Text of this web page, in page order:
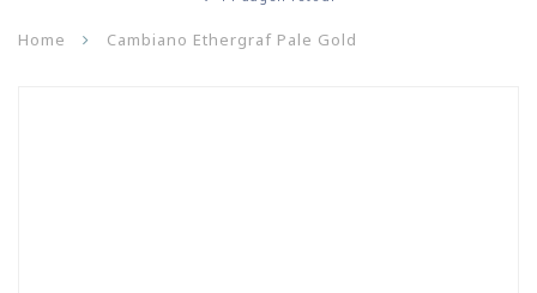
Home Cambiano Ethergraf Pale Gold